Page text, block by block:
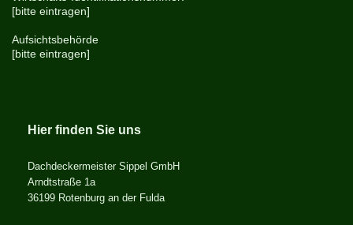
[bitte eintragen]
Aufsichtsbehörde
[bitte eintragen]
Hier finden Sie uns
Dachdeckermeister Sippel GmbH
Arndtstraße 1a
36199 Rotenburg an der Fulda